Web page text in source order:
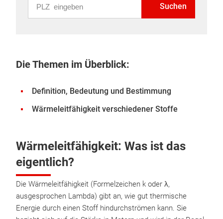
Suchen
Die Themen im Überblick:
Definition, Bedeutung und Bestimmung
Wärmeleitfähigkeit verschiedener Stoffe
Wärmeleitfähigkeit: Was ist das
eigentlich?
Die Wärmeleitfähigkeit (Formelzeichen k oder λ,
ausgesprochen Lambda) gibt an, wie gut thermische
Energie durch einen Stoff hindurchströmen kann. Sie